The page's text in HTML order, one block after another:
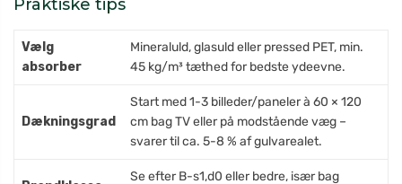
Praktiske tips
Vælg
absorber
Mineraluld, glasuld eller pressed PET, min.
45 kg/m³ tæthed for bedste ydeevne.
Dækningsgrad
Start med 1-3 billeder/paneler à 60 × 120
cm bag TV eller på modstående væg –
svarer til ca. 5-8 % af gulvarealet.
Se efter B-s1,d0 eller bedre, især bag